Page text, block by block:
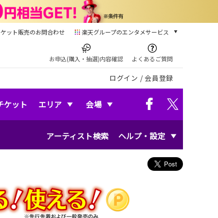
ット販売のお問合わせ 楽天グループのエンタメサービス
本/ゲーム/CD/DVD
楽天ブックス
電子書籍
楽天Kobo
音楽配信
Rakuten PLAY
無料テレビ
お申込(購入・抽選)内容確認 よくあるご質問
ログイン / 会員登録
ケット エリア 会場
アーティスト検索 ヘルプ・設定